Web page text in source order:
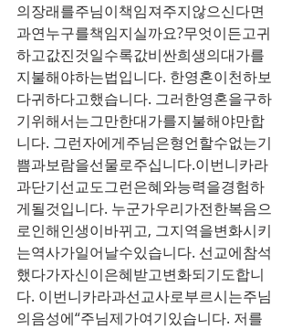
의장래를주님이책임져주지않으신다면
과연누구를책임지실까요?무엇이든고귀
하고값진것일수록값비싼희생의대가를
지불해야하는법입니다. 한영혼이천하보
다귀하다고했습니다. 그러한영혼을구하
기위해서는그만한대가를지불해야만합
니다. 그런자에게주님은형언할수없는기
쁨과보람을선물로주십니다.이번니카라
과단기선교도그런은혜와능력을경험하
게될것입니다. 누군가우리가전한복음으
로인해인생이바뀌고, 그지역을변화시키
는역사가일어날수있습니다. 선교에참석
했다가자신이은혜받고변화되기도합니
다. 이번니카라과선교사로부르시는주님
의음성에“주님제가여기있습니다. 저를